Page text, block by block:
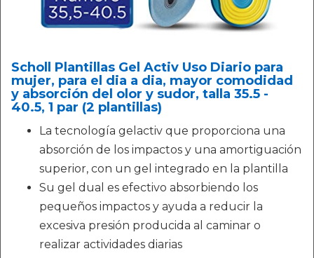
Scholl Plantillas Gel Activ Uso Diario para
mujer, para el dia a dia, mayor comodidad
y absorción del olor y sudor, talla 35.5 -
40.5, 1 par (2 plantillas)
La tecnología gelactiv que proporciona una
absorción de los impactos y una amortiguación
superior, con un gel integrado en la plantilla
Su gel dual es efectivo absorbiendo los
pequeños impactos y ayuda a reducir la
excesiva presión producida al caminar o
realizar actividades diarias